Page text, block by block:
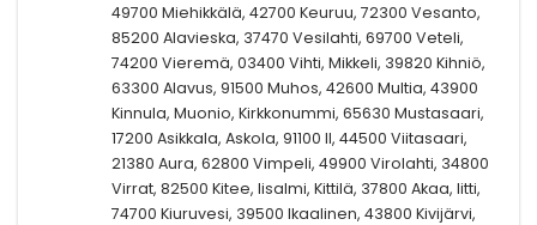
49700 Miehikkälä, 42700 Keuruu, 72300 Vesanto,
85200 Alavieska, 37470 Vesilahti, 69700 Veteli,
74200 Vieremä, 03400 Vihti, Mikkeli, 39820 Kihniö,
63300 Alavus, 91500 Muhos, 42600 Multia, 43900
Kinnula, Muonio, Kirkkonummi, 65630 Mustasaari,
17200 Asikkala, Askola, 91100 II, 44500 Viitasaari,
21380 Aura, 62800 Vimpeli, 49900 Virolahti, 34800
Virrat, 82500 Kitee, Iisalmi, Kittilä, 37800 Akaa, Iitti,
74700 Kiuruvesi, 39500 Ikaalinen, 43800 Kivijärvi,